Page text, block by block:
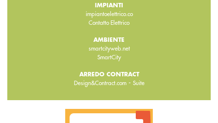
IMPIANTI
impiantoelettrico.co
Contatto Elettrico
AMBIENTE
smartcityweb.net
SmartCity
ARREDO CONTRACT
Design&Contract.com- Suite